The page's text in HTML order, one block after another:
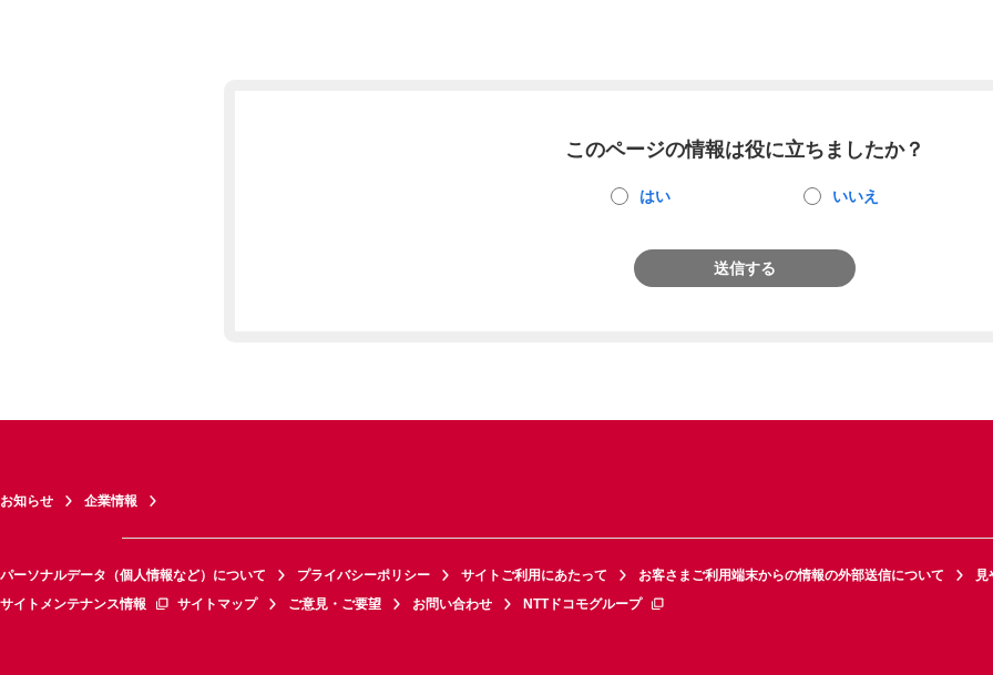
このページの情報は役に立ちましたか？
はい いいえ
送信する
お知らせ 企業情報
パーソナルデータ（個人情報など）について プライバシーポリシー サイトご利用にあたって お客さまご利用端末からの情報の外部送信について
見
サイトメンテナンス情報
サイトマップ ご意見・ご要望 お問い合わせ NTTドコモグループ